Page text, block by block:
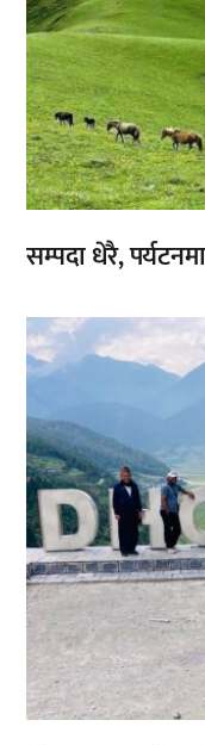
सम्पदा धेरै,
,,